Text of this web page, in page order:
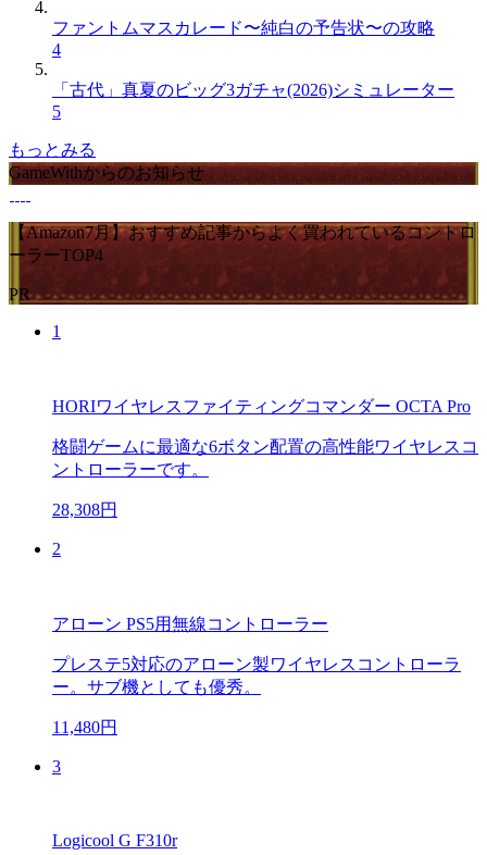
ファントムマスカレード〜純白の予告状〜の攻略
4
「古代」真夏のビッグ3ガチャ(2026)シミュレーター
5
もっとみる
GameWithからのお知らせ
【Amazon7月】おすすめ記事からよく買われているコントロ
ーラーTOP4
PR
1
HORIワイヤレスファイティングコマンダー OCTA Pro
格闘ゲームに最適な6ボタン配置の高性能ワイヤレスコ
ントローラーです。
28,308円
2
アローン PS5用無線コントローラー
プレステ5対応のアローン製ワイヤレスコントローラ
ー。サブ機としても優秀。
11,480円
3
Logicool G F310r